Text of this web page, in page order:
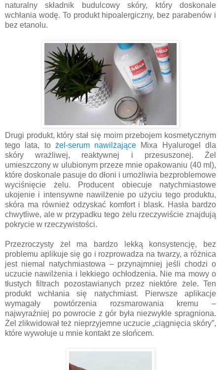
naturalny składnik budulcowy skóry, który doskonale
wchłania wodę. To produkt hipoalergiczny, bez parabenów i
bez etanolu.
Drugi produkt, który stał się moim przebojem kosmetycznym
tego lata, to żel-serum nawilżające Mixa Hyalurogel dla
skóry wrażliwej, reaktywnej i przesuszonej. Żel
umieszczony w ulubionym przeze mnie opakowaniu (40 ml),
które doskonale pasuje do dłoni i umożliwia bezproblemowe
wyciśnięcie żelu. Producent obiecuje natychmiastowe
ukojenie i intensywne nawilżenie po użyciu tego produktu,
skóra ma również odzyskać komfort i blask. Hasła bardzo
chwytliwe, ale w przypadku tego żelu rzeczywiście znajdują
pokrycie w rzeczywistości.
Przezroczysty żel ma bardzo lekką konsystencję, bez
problemu aplikuje się go i rozprowadza na twarzy, a różnica
jest niemal natychmiastowa – przynajmniej jeśli chodzi o
uczucie nawilżenia i lekkiego ochłodzenia. Nie ma mowy o
tłustych filtrach pozostawianych przez niektóre żele. Ten
produkt wchłania się natychmiast. Pierwsze aplikacje
wymagały powtórzenia rozsmarowania kremu –
najwyraźniej po powrocie z gór była niezwykle spragniona.
Żel zlikwidował też nieprzyjemne uczucie „ciągnięcia skóry”,
które wywołuje u mnie kontakt ze słońcem.